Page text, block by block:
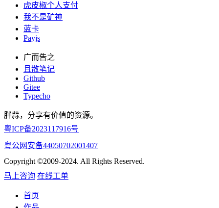
虎皮椒个人支付
我不是矿神
蓝卡
Payjs
广而告之
且散笔记
Github
Gitee
Typecho
胖蒜，分享有价值的资源。
粤ICP备2023117916号
粤公网安备44050702001407
Copyright ©2009-2024. All Rights Reserved.
马上咨询 在线工单
首页